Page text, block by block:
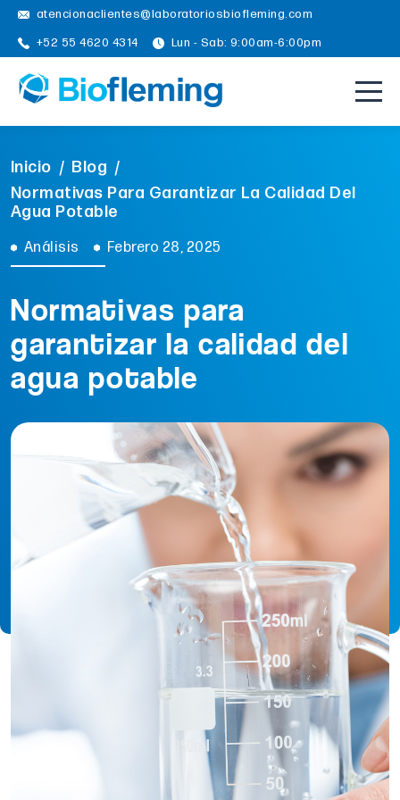
atencionaclientes@laboratoriosbiofleming.com
+52 55 4620 4314
Lun - Sab: 9:00am-6:00pm
Inicio / Blog /
Normativas Para Garantizar La Calidad Del
Agua Potable
Análisis Febrero 28, 2025
Normativas para
garantizar la calidad del
agua potable